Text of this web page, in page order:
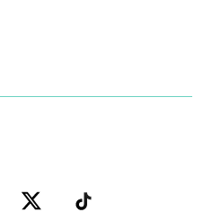
–
TWITTER–
–
WELIFE–